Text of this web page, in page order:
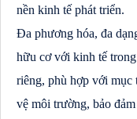
nền kinh tế phát triển.
Đa phương hóa, đa
hữu cơ với kinh tế
riêng, phù hợp với mục
vệ môi trường, bảo